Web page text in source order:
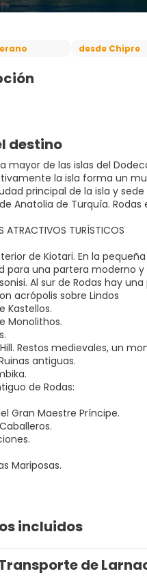
desde Chipre
destino
mayor de las islas del
la isla forma un
principal de la isla y
Anatolia de Turquía.
ATRACTIVOS TURÍSTICOS
de Kiotari. En la
para una partera moderno
Al sur de Rodas hay
acrópolis sobre Lindos
Kastellos.
Monolithos.
Hill. Restos medievales, un
antiguas.
de Rodas:
Gran Maestre Príncipe.
Mariposas.
incluidos
de